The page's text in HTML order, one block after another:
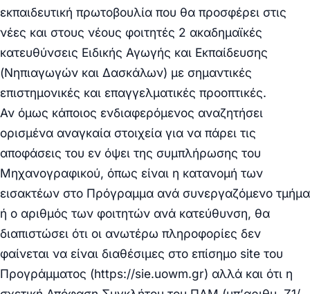
εκπαιδευτική πρωτοβουλία που θα προσφέρει στις
νέες και στους νέους φοιτητές 2 ακαδημαϊκές
κατευθύνσεις Ειδικής Αγωγής και Εκπαίδευσης
(Νηπιαγωγών και Δασκάλων) με σημαντικές
επιστημονικές και επαγγελματικές προοπτικές.
Αν όμως κάποιος ενδιαφερόμενος αναζητήσει
ορισμένα αναγκαία στοιχεία για να πάρει τις
αποφάσεις του εν όψει της συμπλήρωσης του
Μηχανογραφικού, όπως είναι η κατανομή των
εισακτέων στο Πρόγραμμα ανά συνεργαζόμενο τμήμα
ή ο αριθμός των φοιτητών ανά κατεύθυνση, θα
διαπιστώσει ότι οι ανωτέρω πληροφορίες δεν
φαίνεται να είναι διαθέσιμες στο επίσημο site του
Προγράμματος (https://sie.uowm.gr) αλλά και ότι η